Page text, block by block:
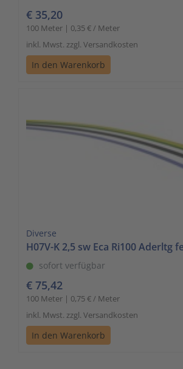
€ 35,20
100 Meter | 0,35 € / Meter
inkl. Mwst. zzgl. Versandkosten
In den Warenkorb
Diverse
H07V-K 2,5 sw Eca Ri100 Aderltg
sofort verfügbar
€ 75,42
100 Meter | 0,75 € / Meter
inkl. Mwst. zzgl. Versandkosten
In den Warenkorb